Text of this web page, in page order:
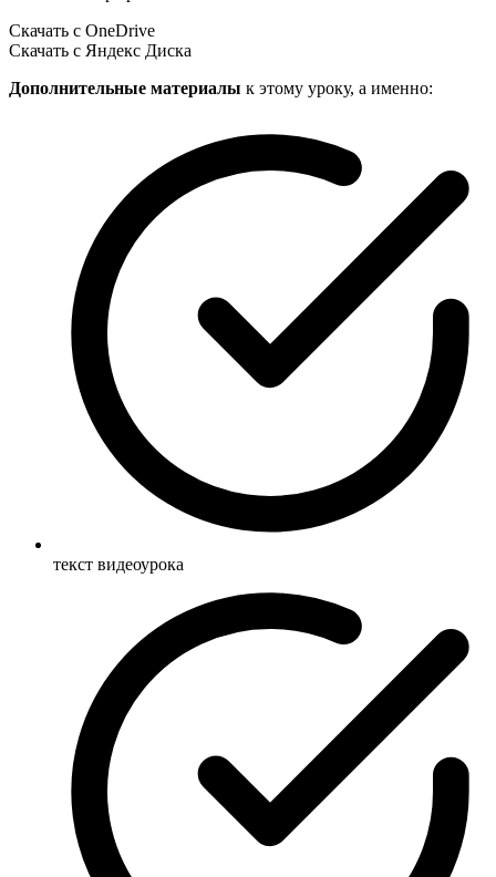
Скачать с OneDrive
Скачать с Яндекс Диска
Дополнительные материалы к этому уроку, а именно:
текст видеоурока